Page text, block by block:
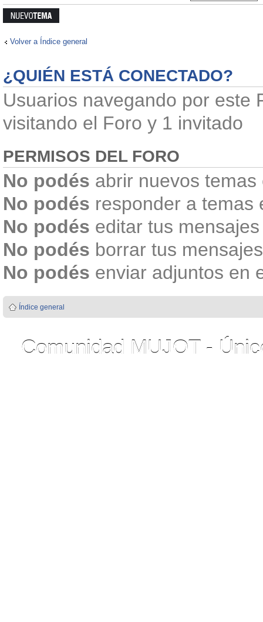
Publicar un
nuevo tema
Volver a Índice general
¿QUIÉN ESTÁ CONECTADO?
Usuarios navegando por este
visitando el Foro y 1 invitado
PERMISOS DEL FORO
No podés abrir nuevos
No podés responder a temas
No podés editar tus
No podés borrar tus
No podés enviar adjuntos en
Índice general
Comunidad MUJOT -